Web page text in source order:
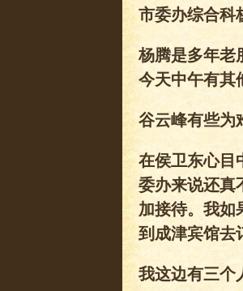
市委办综合科
杨腾是多年老
今天中午有其
谷云峰有些为
在侯卫东心目
委办来说还真
加接待。我如
到成津宾馆去
我这边有三个